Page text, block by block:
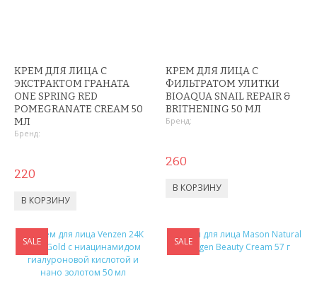
АНТИДОЖДЬ
ДЕРЖАТЕЛИ ДЛЯ ТЕЛЕФОНОВ
СПОРТИВНЫЕ ТОВАРЫ
ТРЕНИРОВОЧНЫЕ МАСКИ
ТОВАРЫ ДЛЯ ФИТНЕСА
ТОВАРЫ ДЛЯ ТРЕНИРОВОК
КРЕМ ДЛЯ ЛИЦА С
ЭКСТРАКТОМ ГРАНАТА
ONE SPRING RED
POMEGRANATE CREAM 50
МЛ
Бренд:
220
КРЕМ ДЛЯ ЛИЦА С
ФИЛЬТРАТОМ УЛИТКИ
BIOAQUA SNAIL REPAIR &
BRITHENING 50 МЛ
Бренд:
260
SALE SALE